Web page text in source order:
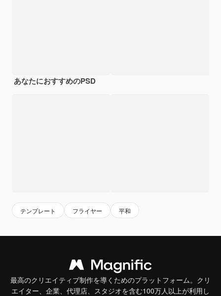
あなたにおすすめのPSD
テンプレート フライヤー 平和
最高のクリエイティブ制作を導くためのプラットフォーム。クリ
エイター、企業、代理店、スタジオを含む100万人以上が利用し